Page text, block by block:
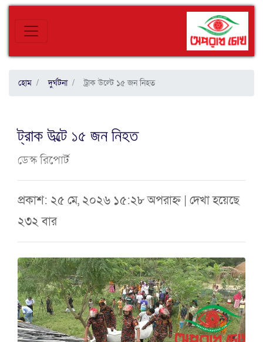
হোম দুর্ঘটনা ট্রাক উল্টে ১৫ জন নিহত
ট্রাক উল্টে ১৫ জন নিহত
ডেস্ক রিপোর্ট
প্রকাশ: ২৫ মে, ২০২৬ ১৫:২৮ অপরাহ্ন | দেখা হয়েছে
২৩২ বার